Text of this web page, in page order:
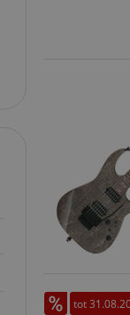
tot
_gcl_au
_fbp
session-id